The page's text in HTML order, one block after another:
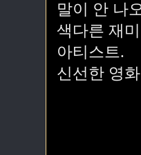
말이 안 나
색다른 재
아티스트.
신선한 영